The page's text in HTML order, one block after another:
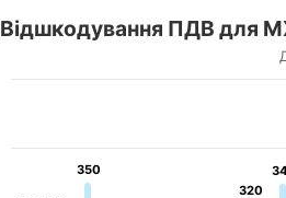
Відшкодування ПДВ для
350
350
320
320